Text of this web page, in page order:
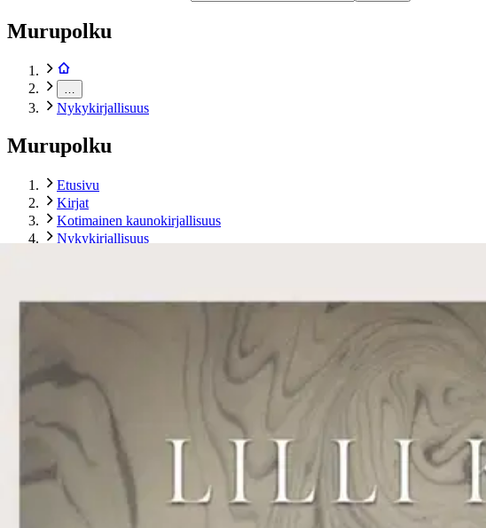
Murupolku
Nykykirjallisuus
Murupolku
Etusivu
Kirjat
Kotimainen kaunokirjallisuus
Nykykirjallisuus
Karusellin nuolipainikkeet
BoD - Books on Demand
Kaakinen, Iiris linssikeitossa